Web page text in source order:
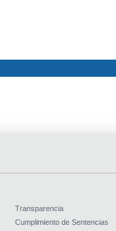
Transparencia
Cumplimiento de Sentencias